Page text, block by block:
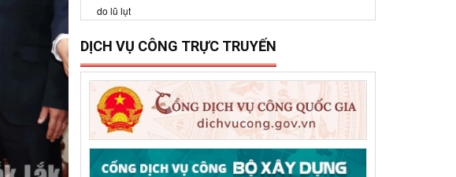
Sở Xây dựng tổ chức trao 500 triệu đồng hỗ trợ 10
xã, phường phía đông tỉnh Đắk Lắk bị thiệt hại do lũ
lụt
DỊCH VỤ CÔNG TRỰC TRUYẾN